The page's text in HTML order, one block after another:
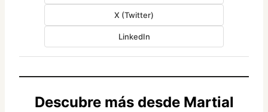
X (Twitter)
LinkedIn
Descubre más desde Martial